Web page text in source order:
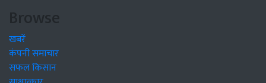
Browse
खबरें
कंपनी समाचार
सफल किसान